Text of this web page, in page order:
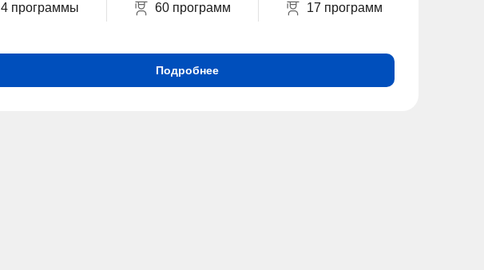
4 программы
60 программ
17 программ
Подробнее